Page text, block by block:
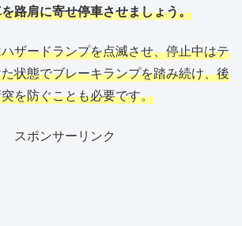
路肩に寄せ停車させましょう。
ザードランプを点滅させ、停止中はテ
状態でブレーキランプを踏み続け、後
を防ぐことも必要です。
スポンサーリンク